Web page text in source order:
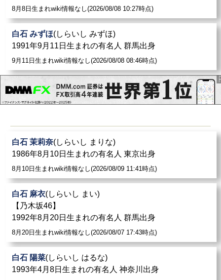
8月8日生まれwiki情報なし(2026/08/08 10:27時点)
白石 みずほ(しらいし みずほ)
1991年9月11日生まれの有名人 群馬出身
9月11日生まれwiki情報なし(2026/08/08 08:46時点)
白石 茉莉奈(しらいし まりな)
1986年8月10日生まれの有名人 東京出身
8月10日生まれwiki情報なし(2026/08/09 11:41時点)
白石 麻衣(しらいし まい)
【乃木坂46】
1992年8月20日生まれの有名人 群馬出身
8月20日生まれwiki情報なし(2026/08/07 17:43時点)
白石 陽菜(しらいし はるな)
1993年4月8日生まれの有名人 神奈川出身